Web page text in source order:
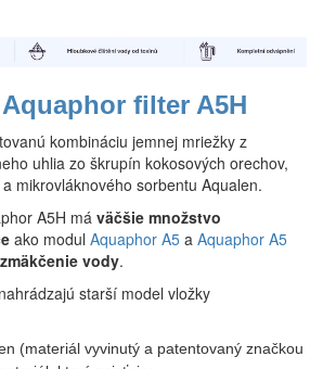
filter A5H
kombináciu jemnej mriežky z
uhlia zo škrupín kokosových orechov,
mikrovláknového sorbentu Aqualen.
A5H má väčšie množstvo
ako modul Aquaphor A5 a Aquaphor A5
zmäkčenie vody.
starší model vložky
(materiál vyvinutý a patentovaný značkou